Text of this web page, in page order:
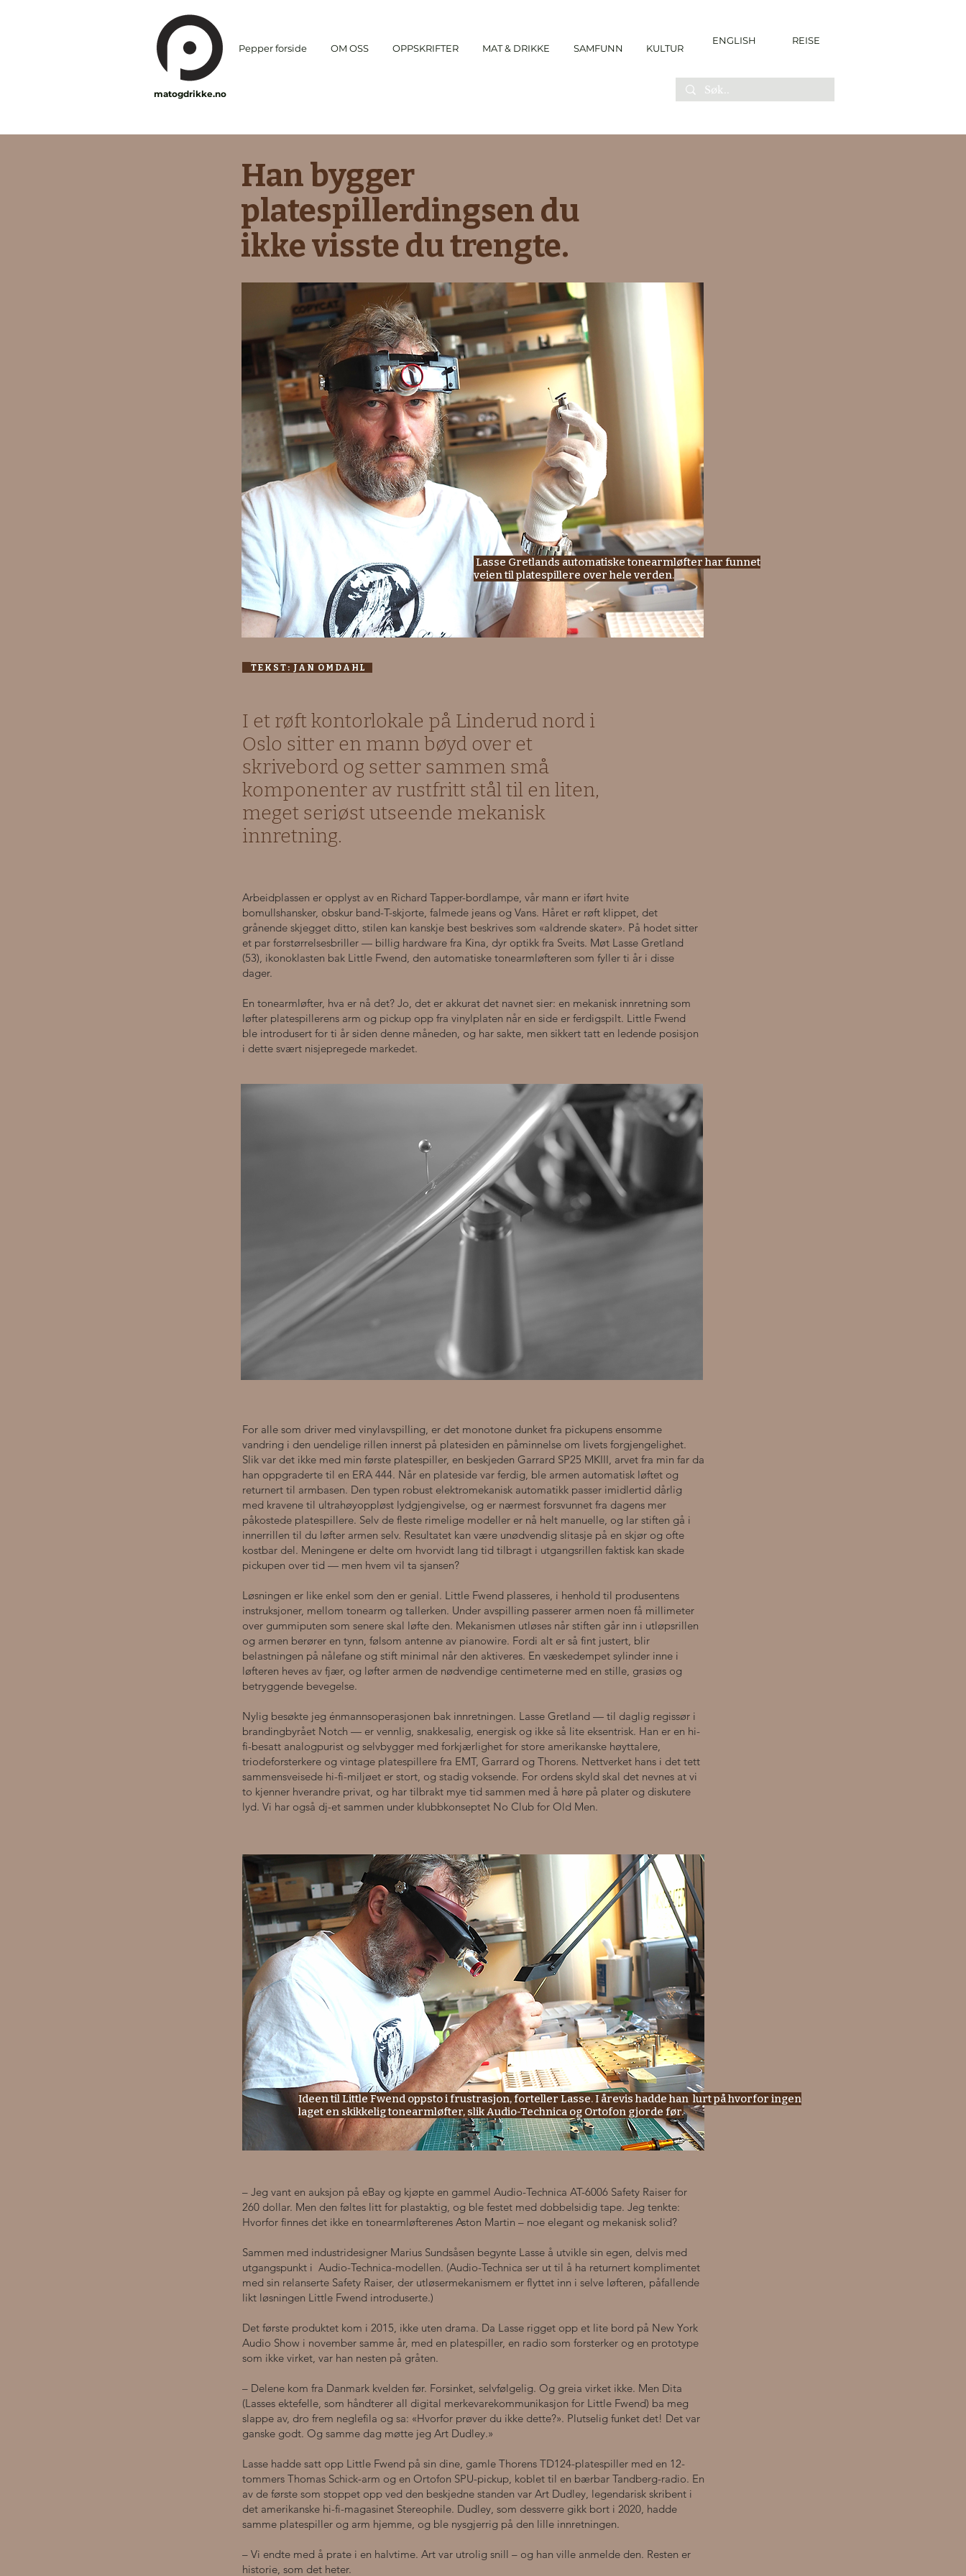
Pepper forside OM OSS OPPSKRIFTER MAT & DRIKKE SAMFUNN KULTUR
ENGLISH REISE
matogdrikke.no
Han bygger
platespillerdingsen du
ikke visste du trengte.
Lasse Gretlands automatiske tonearmløfter har funnet
veien til platespillere over hele verden.
TEKST: JAN OMDAHL
I et røft kontorlokale på Linderud nord i
Oslo sitter en mann bøyd over et
skrivebord og setter sammen små
komponenter av rustfritt stål til en liten,
meget seriøst utseende mekanisk
innretning.
Arbeidplassen er opplyst av en Richard Tapper-bordlampe, vår mann er iført hvite
bomullshansker, obskur band-T-skjorte, falmede jeans og Vans. Håret er røft klippet, det
grånende skjegget ditto, stilen kan kanskje best beskrives som «aldrende skater». På hodet sitter
et par forstørrelsesbriller — billig hardware fra Kina, dyr optikk fra Sveits. Møt Lasse Gretland
(53), ikonoklasten bak Little Fwend, den automatiske tonearmløfteren som fyller ti år i disse
dager.
En tonearmløfter, hva er nå det? Jo, det er akkurat det navnet sier: en mekanisk innretning som
løfter platespillerens arm og pickup opp fra vinylplaten når en side er ferdigspilt. Little Fwend
ble introdusert for ti år siden denne måneden, og har sakte, men sikkert tatt en ledende posisjon
i dette svært nisjepregede markedet.
For alle som driver med vinylavspilling, er det monotone dunket fra pickupens ensomme
vandring i den uendelige rillen innerst på platesiden en påminnelse om livets forgjengelighet.
Slik var det ikke med min første platespiller, en beskjeden Garrard SP25 MKIII, arvet fra min far da
han oppgraderte til en ERA 444. Når en plateside var ferdig, ble armen automatisk løftet og
returnert til armbasen. Den typen robust elektromekanisk automatikk passer imidlertid dårlig
med kravene til ultrahøyoppløst lydgjengivelse, og er nærmest forsvunnet fra dagens mer
påkostede platespillere. Selv de fleste rimelige modeller er nå helt manuelle, og lar stiften gå i
inner­rillen til du løfter armen selv. Resultatet kan være unødvendig slitasje på en skjør og ofte
kostbar del. Meningene er delte om hvorvidt lang tid tilbragt i utgangsrillen faktisk kan skade
pickupen over tid — men hvem vil ta sjansen?
Løsningen er like enkel som den er genial. Little Fwend plasseres, i henhold til produsentens
instruksjoner, mellom tonearm og tallerken. Under avspilling passerer armen noen få millimeter
over gummiputen som senere skal løfte den. Mekanismen utløses når stiften går inn i utløpsrillen
og armen berører en tynn, følsom antenne av pianowire. Fordi alt er så fint justert, blir
belastningen på nålefane og stift minimal når den aktiveres. En væskedempet sylinder inne i
løfteren heves av fjær, og løfter armen de nødvendige centimeterne med en stille, grasiøs og
betryggende bevegelse.
Nylig besøkte jeg énmannsoperasjonen bak innretningen. Lasse Gretland — til daglig regissør i
brandingbyrået Notch — er vennlig, snakkesalig, energisk og ikke så lite eksentrisk. Han er en hi-
fi-besatt analogpurist og selvbygger med forkjærlighet for store amerikanske høyttalere,
triodeforsterkere og vintage platespillere fra EMT, Garrard og Thorens. Nettverket hans i det tett
sammensveisede hi-fi-­miljøet er stort, og stadig voksende. For ordens skyld skal det nevnes at vi
to kjenner hverandre privat, og har tilbrakt mye tid sammen med å høre på plater og diskutere
lyd. Vi har også dj-et sammen under klubbkonseptet No Club for Old Men.
Ideen til Little Fwend oppsto i frustrasjon, forteller Lasse. I årevis hadde han lurt på hvorfor ingen
laget en skikkelig tonearmløfter, slik Audio-Technica og Ortofon gjorde før.
– Jeg vant en auksjon på eBay og kjøpte en gammel Audio-Technica AT-6006 Safety Raiser for
260 dollar. Men den føltes litt for plastaktig, og ble festet med dobbelsidig tape. Jeg tenkte:
Hvorfor finnes det ikke en tonearmløfterenes Aston Martin – noe elegant og mekanisk solid?
Sammen med industridesigner Marius Sundsåsen begynte Lasse å utvikle sin egen, delvis med
utgangspunkt i Audio-Technica-modellen. (Audio-Technica ser ut til å ha returnert komplimentet
med sin relanserte Safety Raiser, der utløsermekanismem er flyttet inn i selve løfteren, påfallende
likt løsningen Little Fwend introduserte.)
Det første produktet kom i 2015, ikke uten drama. Da Lasse rigget opp et lite bord på New York
Audio Show i november samme år, med en platespiller, en radio som forsterker og en prototype
som ikke virket, var han nesten på gråten.
– Delene kom fra Danmark kvelden før. Forsinket, selvfølgelig. Og greia virket ikke. Men Dita
(Lasses ektefelle, som håndterer all digital merkevarekommunikasjon for Little Fwend) ba meg
slappe av, dro frem neglefila og sa: «Hvorfor prøver du ikke dette?». Plutselig funket det! Det var
ganske godt. Og samme dag møtte jeg Art Dudley.»
Lasse hadde satt opp Little Fwend på sin dine, gamle Thorens TD124-platespiller med en 12-
tommers Thomas Schick-arm og en Ortofon SPU-pickup, koblet til en bærbar Tandberg-radio. En
av de første som stoppet opp ved den beskjedne standen var Art Dudley, legendarisk skribent i
det amerikanske hi-fi-magasinet Stereophile. Dudley, som dessverre gikk bort i 2020, hadde
samme platespiller og arm hjemme, og ble nysgjerrig på den lille innretningen.
– Vi endte med å prate i en halvtime. Art var utrolig snill – og han ville anmelde den. Resten er
historie, som det heter.